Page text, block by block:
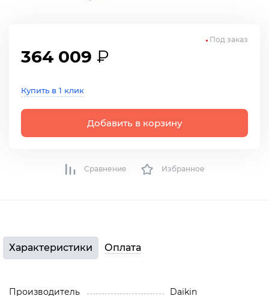
364 009 ₽
Купить в 1 клик
Добавить в корзину
Под заказ
Сравнение Избранное
Характеристики Оплата
Производитель
Daikin